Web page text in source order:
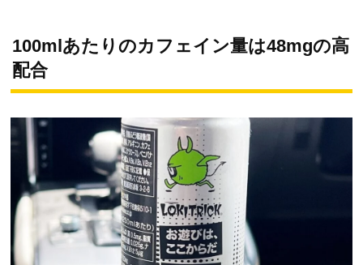
100mlあたりのカフェイン量は48mgの高
配合